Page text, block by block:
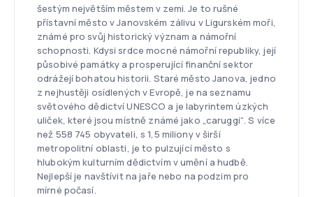
šestým největším městem v zemi. Je to rušné
přístavní město v Janovském zálivu v Ligurském moři,
známé pro svůj historický význam a námořní
schopnosti. Kdysi srdce mocné námořní republiky, její
působivé památky a prosperující finanční sektor
odrážejí bohatou historii. Staré město Janova, jedno
z nejhustěji osídlených v Evropě, je na seznamu
světového dědictví UNESCO a je labyrintem úzkých
uliček, které jsou místně známé jako „caruggi“. S více
než 558 745 obyvateli, s 1,5 miliony v širší
metropolitní oblasti, je to pulzující město s
hlubokým kulturním dědictvím v umění a hudbě.
Nejlepší je navštívit na jaře nebo na podzim pro
mírné počasí.